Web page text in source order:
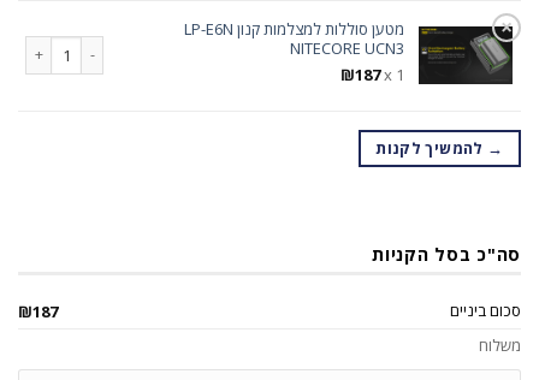
×
מטען סוללות למצלמות קנון LP-E6N
NITECORE UCN3
1 x
₪187
→ להמשיך לקנות
סה"כ בסל הקניות
סכום ביניים ₪187
משלוח